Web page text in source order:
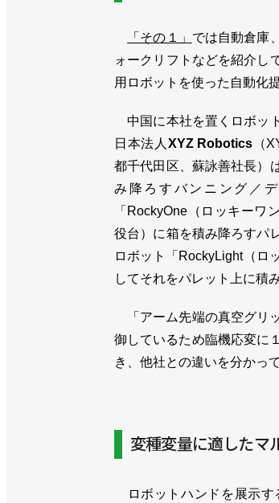
「その１」 では自動倉庫、
ォークリフトなどを紹介し
用ロボットを使った自動化
中国に本社を置くロボッ
日本法人 XYZ Robotics （
都千代田区、蘇詠善社長）
み降ろすバンニング／
「RockyOne（ロッキーワ
役台）に箱を積み降ろすパ
ロボット「RockyLight（ロ
してそれをパレット上に積
「アーム先端の真空グリ
御しているため臨機応変に
き、他社との違いを分かっ
変種変量に適したマ
ロボットハンドを展示す